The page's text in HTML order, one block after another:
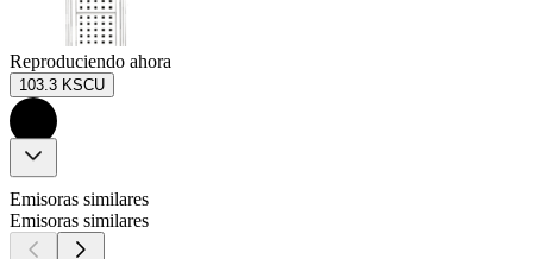
Reproduciendo ahora
103.3 KSCU
Emisoras similares
Emisoras similares